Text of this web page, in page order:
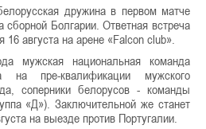
дружина в первом матче
сборной Болгарии. Ответная встреча
16 августа на арене «Falcon club».
мужская национальная команда
на пре-квалификации мужского
соперники белорусов - команды
«Д»). Заключительной же станет
на выезде против Португалии.